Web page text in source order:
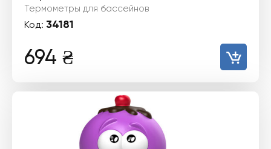
Термометры для бассейнов
Код: 34181
694 ₴